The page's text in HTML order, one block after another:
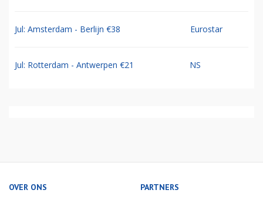
Jul: Amsterdam - Berlijn €38 Eurostar
Jul: Rotterdam - Antwerpen €21 NS
OVER ONS PARTNERS